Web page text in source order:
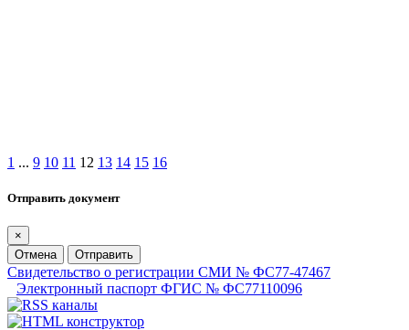
1 ... 9 10 11 12 13 14 15 16
Отправить документ
×
Отмена
Отправить
Свидетельство о регистрации СМИ № ФС77-47467
Электронный паспорт ФГИС № ФС77110096